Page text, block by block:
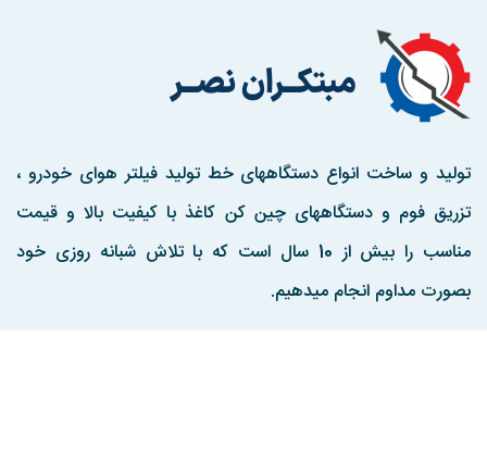
تولید و ساخت انواع دستگاههای خط تولید فیلتر هوای خودرو ،
تزریق فوم و دستگاههای چین کن کاغذ با کیفیت بالا و قیمت
مناسب را بیش از 10 سال است که با تلاش شبانه روزی خود
بصورت مداوم انجام میدهیم.